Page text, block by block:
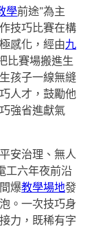
學前途”為主
技巧比賽在構
感化，經由九
比賽場搬進生
孩子一線無縫
人才，鼓勵他
強省進獻氣
安治理、無人
工六年夜前沿
爆教學場地發
。一次技巧身
力，既稀有字